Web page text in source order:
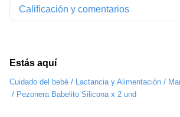
Estás aquí
Cuidado del bebé / Lactancia y Alimentación /
/ Pezonera Babelito Silicona x 2 und
Calificación y comentarios